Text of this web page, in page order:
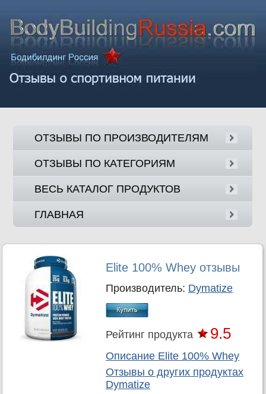
ОТЗЫВЫ ПО ПРОИЗВОДИТЕЛЯМ
ОТЗЫВЫ ПО КАТЕГОРИЯМ
ВЕСЬ КАТАЛОГ ПРОДУКТОВ
ГЛАВНАЯ
Elite 100% Whey отзывы
Производитель: Dymatize
Рейтинг продукта 9.5
Описание Elite 100% Whey
Отзывы о других продуктах
Dymatize